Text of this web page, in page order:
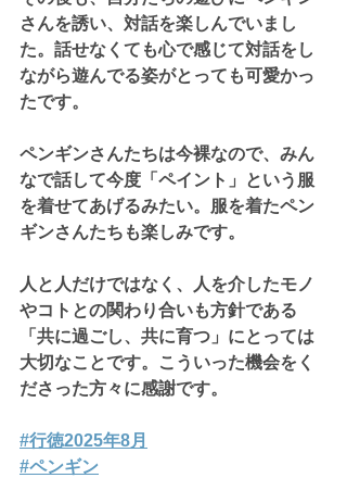
さんを誘い、対話を楽しんでいまし
た。話せなくても心で感じて対話をし
ながら遊んでる姿がとっても可愛かっ
たです。
ペンギンさんたちは今裸なので、みん
なで話して今度「ペイント」という服
を着せてあげるみたい。服を着たペン
ギンさんたちも楽しみです。
人と人だけではなく、人を介したモノ
やコトとの関わり合いも方針である
「共に過ごし、共に育つ」にとっては
大切なことです。こういった機会をく
ださった方々に感謝です。
#行徳2025年8月
#ペンギン